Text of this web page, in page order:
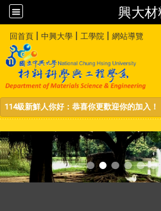
興大材
回首頁 | 中興大學 | 工學院 | 網站導覽
114級新鮮人你好：恭喜你更歡迎你的加入！